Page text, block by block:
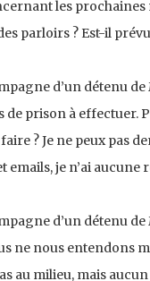
les prochaines
parloirs ? Est-il
d’un détenu
de prison à effectuer.
? Je ne peux pas
emails, je n’ai aucune
d’un détenu
ne nous entendons
au milieu, mais